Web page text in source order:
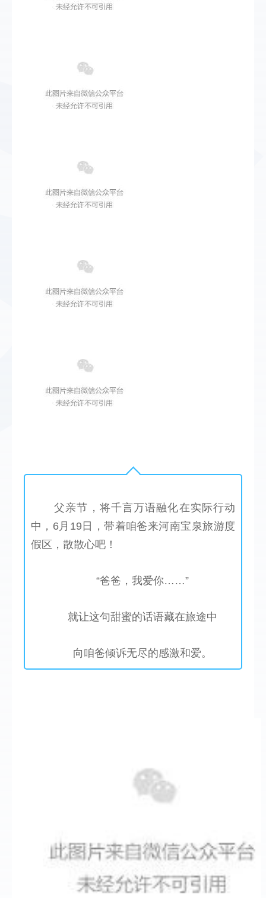
父亲节，将千言万语融化在实际行动
中，6月19日，带着咱爸来河南宝泉旅游度
假区，散散心吧！
“爸爸，我爱你……”
就让这句甜蜜的话语藏在旅途中
向咱爸倾诉无尽的感激和爱。